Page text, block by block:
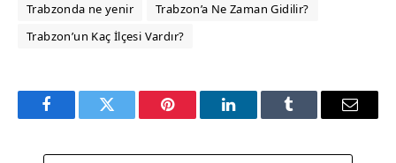
Trabzonda ne yenir
Trabzon’a Ne Zaman Gidilir?
Trabzon’un Kaç İlçesi Vardır?
FacebookTwitter Pinterest LinkedInTumblr Email